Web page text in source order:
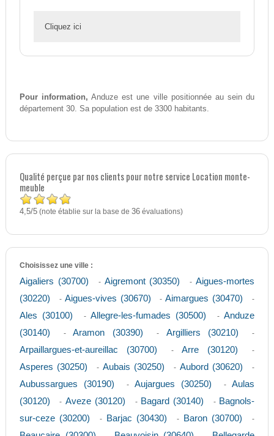
Cliquez ici
Pour information, Anduze est une ville positionnée au sein du
département 30. Sa population est de 3300 habitants.
Qualité perçue par nos clients pour notre service Location monte-
meuble
4,5/5(note établie sur la base de 36évaluations)
Choisissez une ville :
Aigaliers (30700) - Aigremont (30350) -Aigues-mortes
(30220)
- Aigues-vives (30670) -Aimargues (30470) -
Ales (30100) -Allegre-les-fumades (30500) -Anduze
(30140)
-Aramon (30390) - Argilliers (30210) -
Arpaillargues-et-aureillac (30700) - Arre (30120) -
Asperes (30250) - Aubais (30250) - Aubord (30620) -
Aubussargues (30190) -Aujargues (30250) -Aulas
(30120)
- Aveze (30120) - Bagard (30140) - Bagnols-
sur-ceze (30200)
- Barjac (30430) - Baron (30700) -